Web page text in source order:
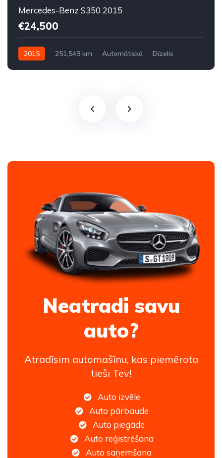
Mercedes-Benz S350 2015
€24,500
2015 251,549 km Automātiskā
Dīzelis
Neatradi savu
auto?
Atradīsim automašīnu, kas piemērota
tieši Tev!
Auto izvēle
Auto pārbaude
Auto piegāde
Auto reģistrēšana
Auto saņemšana